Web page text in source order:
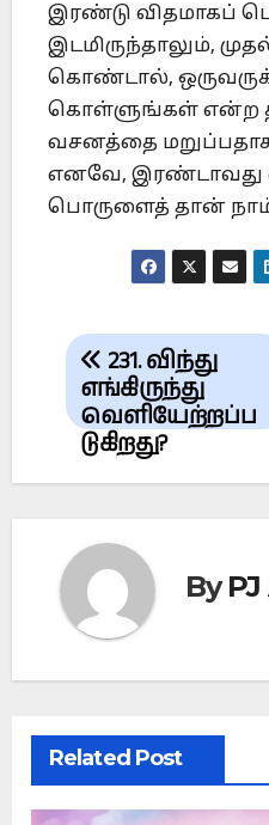
இரண்டு விதமாகப்
இடமிருந்தாலும்,
கொண்டால்,
கொள்ளுங்கள் என்ற
வசனத்தை
எனவே,
பொருளைத் தான்
Post
navigation
231. விந்து
எங்கிருந்து
வெளியேற்றப்ப
டுகிறது?
By
Related Post